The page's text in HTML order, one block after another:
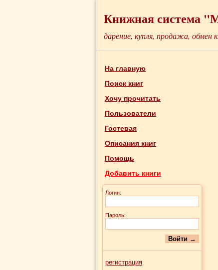
Книжная система
дарение, купля, продажа, обмен
На главную
Поиск книг
Хочу прочитать
Пользователи
Гостевая
Описания книг
Помощь
Добавить книги
Логин:
Пароль:
регистрация